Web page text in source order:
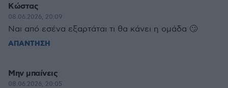
Κώστας
08.06.2026, 20:09
Ναι από εσένα εξαρτάται τι θα κάνει η ομάδα 🙄
ΑΠΑΝΤΗΣΗ
Μην μπαίνεις
08.06.2026, 20:05